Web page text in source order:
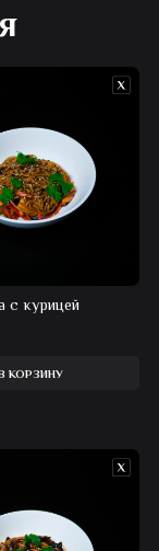
с курицей
КОРЗИНУ